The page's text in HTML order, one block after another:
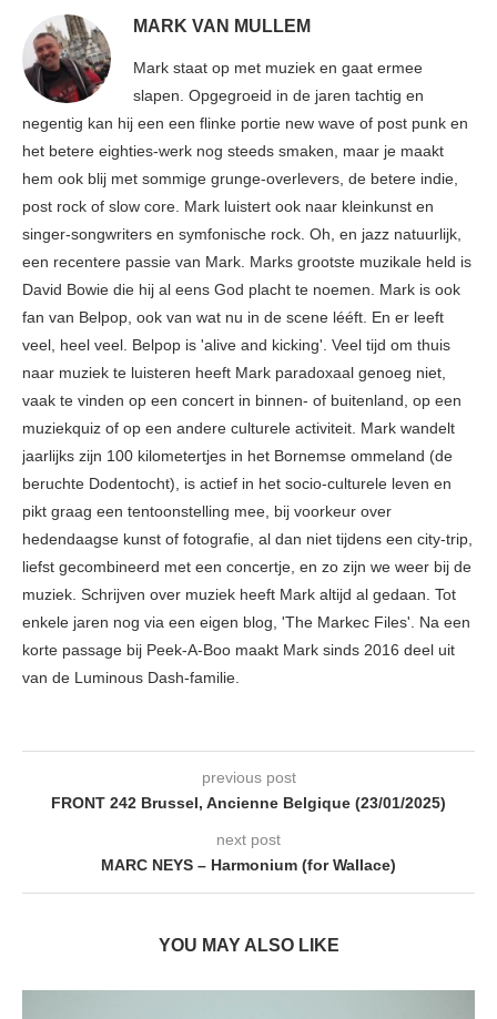
MARK VAN MULLEM
Mark staat op met muziek en gaat ermee
slapen. Opgegroeid in de jaren tachtig en
negentig kan hij een een flinke portie new wave of post punk en
het betere eighties-werk nog steeds smaken, maar je maakt
hem ook blij met sommige grunge-overlevers, de betere indie,
post rock of slow core. Mark luistert ook naar kleinkunst en
singer-songwriters en symfonische rock. Oh, en jazz natuurlijk,
een recentere passie van Mark. Marks grootste muzikale held is
David Bowie die hij al eens God placht te noemen. Mark is ook
fan van Belpop, ook van wat nu in de scene lééft. En er leeft
veel, heel veel. Belpop is 'alive and kicking'. Veel tijd om thuis
naar muziek te luisteren heeft Mark paradoxaal genoeg niet,
vaak te vinden op een concert in binnen- of buitenland, op een
muziekquiz of op een andere culturele activiteit. Mark wandelt
jaarlijks zijn 100 kilometertjes in het Bornemse ommeland (de
beruchte Dodentocht), is actief in het socio-culturele leven en
pikt graag een tentoonstelling mee, bij voorkeur over
hedendaagse kunst of fotografie, al dan niet tijdens een city-trip,
liefst gecombineerd met een concertje, en zo zijn we weer bij de
muziek. Schrijven over muziek heeft Mark altijd al gedaan. Tot
enkele jaren nog via een eigen blog, 'The Markec Files'. Na een
korte passage bij Peek-A-Boo maakt Mark sinds 2016 deel uit
van de Luminous Dash-familie.
previous post
FRONT 242 Brussel, Ancienne Belgique (23/01/2025)
next post
MARC NEYS – Harmonium (for Wallace)
YOU MAY ALSO LIKE